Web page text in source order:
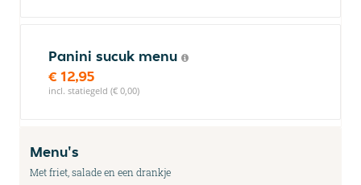
Panini sucuk menu
€ 12,95
incl. statiegeld (€ 0,00)
Menu's
Met friet, salade en een drankje